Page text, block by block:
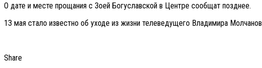
О дате и месте прощания с Зоей Богуславской в Центре сообщат позднее.
13 мая стало известно об уходе из жизни телеведущего Владимира
Share